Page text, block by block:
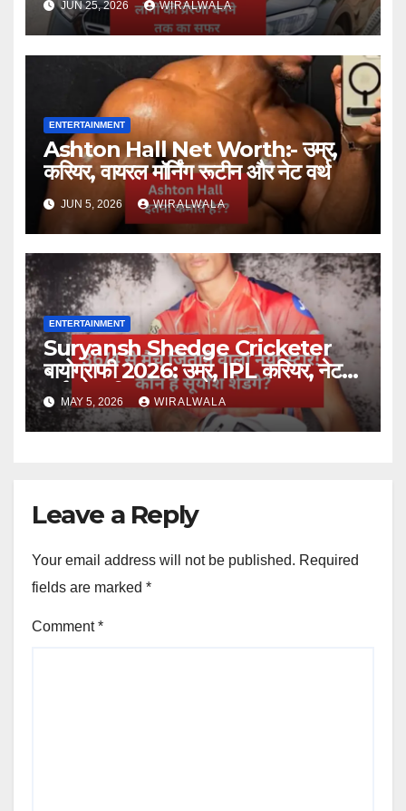
JUN 25, 2026 WIRALWALA
ENTERTAINMENT
Ashton Hall Net Worth:- उम्र,
करियर, वायरल मॉर्निंग रूटीन और नेट वर्थ
JUN 5, 2026 WIRALWALA
ENTERTAINMENT
Suryansh Shedge Cricketer
बायोग्राफी 2026: उम्र, IPL करियर, नेट
वर्थ और परिवार
MAY 5, 2026 WIRALWALA
Leave a Reply
Your email address will not be published. Required
fields are marked *
Comment*